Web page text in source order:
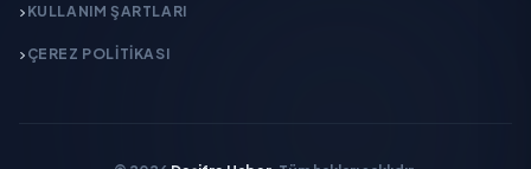
KULLANIM ŞARTLARI
ÇEREZ POLITIKASI